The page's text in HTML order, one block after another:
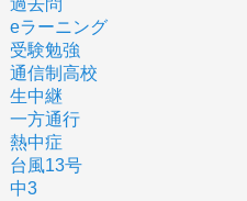
過去問
eラーニング
受験勉強
通信制高校
生中継
一方通行
熱中症
台風13号
中3